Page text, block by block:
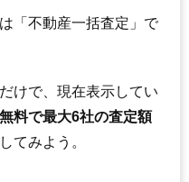
「不動産一括査定」で
けで、現在表示してい
無料で最大6社の査定額
てみよう。